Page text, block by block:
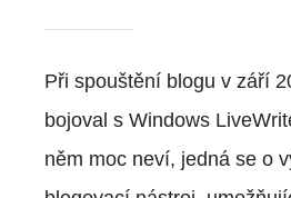
Při spouštění blogu v září
bojoval s Windows
něm moc neví, jedná se o